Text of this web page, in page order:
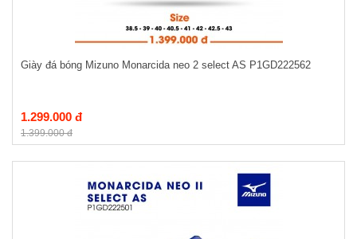
Giày đá bóng Mizuno Monarcida neo 2 select AS P1GD222562
1.299.000 đ
1.399.000 đ